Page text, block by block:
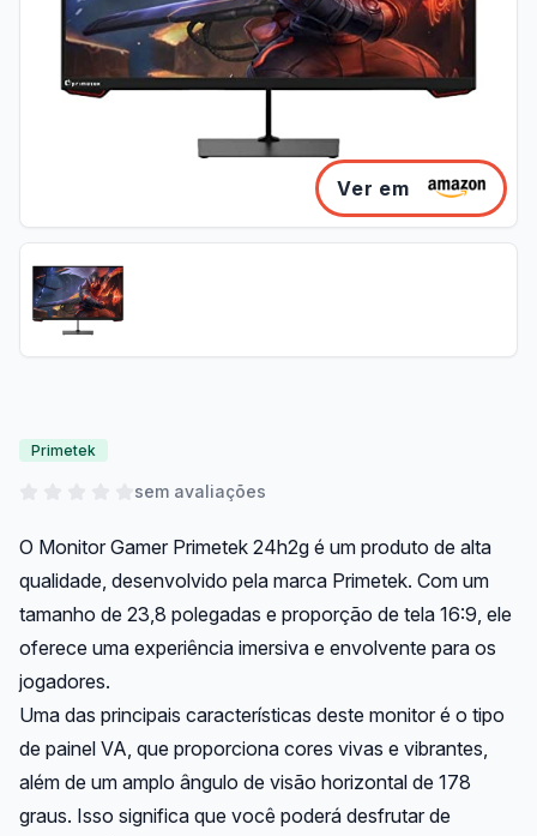
Ver em
Primetek
sem avaliações
O Monitor Gamer Primetek 24h2g é um produto de alta
qualidade, desenvolvido pela marca Primetek. Com um
tamanho de 23,8 polegadas e proporção de tela 16:9, ele
oferece uma experiência imersiva e envolvente para os
jogadores.
Uma das principais características deste monitor é o tipo
de painel VA, que proporciona cores vivas e vibrantes,
além de um amplo ângulo de visão horizontal de 178
graus. Isso significa que você poderá desfrutar de